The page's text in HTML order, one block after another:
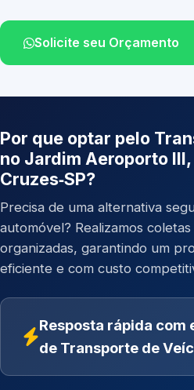
Solicite seu Orçamento
Por que optar pelo
no Jardim Aeroporto
Cruzes‑SP?
Precisa de uma alternativa
automóvel? Realizamos
organizadas, garantindo um
eficiente e com custo
Resposta rápida com
de Transporte de